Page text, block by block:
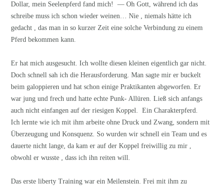
Dollar, mein Seelenpferd fand mich! — Oh Gott, während ich das
schreibe muss ich schon wieder weinen… Nie , niemals hätte ich
gedacht , das man in so kurzer Zeit eine solche Verbindung zu einem
Pferd bekommen kann.
Er hat mich ausgesucht. Ich wollte diesen kleinen eigentlich gar nicht.
Doch schnell sah ich die Herausforderung. Man sagte mir er buckelt
beim galoppieren und hat schon einige Praktikanten abgeworfen. Er
war jung und frech und hatte echte Punk- Allüren. Ließ sich anfangs
auch nicht einfangen auf der riesigen Koppel. Ein Charakterpferd.
Ich lernte wie ich mit ihm arbeite ohne Druck und Zwang, sondern mit
Überzeugung und Konsquenz. So wurden wir schnell ein Team und es
dauerte nicht lange, da kam er auf der Koppel freiwillig zu mir ,
obwohl er wusste , dass ich ihn reiten will.
Das erste liberty Training war ein Meilenstein. Frei mit ihm zu